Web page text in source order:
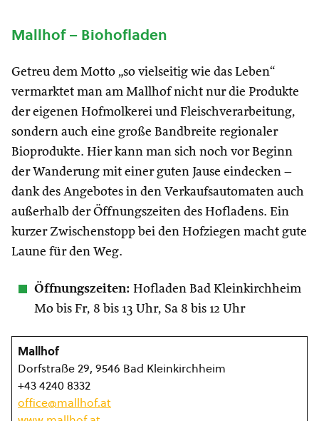
Mallhof – Biohofladen
Getreu dem Motto „so vielseitig wie das Leben“
vermarktet man am Mallhof nicht nur die Produkte
der eigenen Hofmolkerei und Fleischverarbeitung,
sondern auch eine große Bandbreite regionaler
Bioprodukte. Hier kann man sich noch vor Beginn
der Wanderung mit einer guten Jause eindecken –
dank des Angebotes in den Verkaufsautomaten auch
außerhalb der Öffnungszeiten des Hofladens. Ein
kurzer Zwischenstopp bei den Hofziegen macht gute
Laune für den Weg.
Öffnungszeiten: Hofladen Bad Kleinkirchheim
Mo bis Fr, 8 bis 13 Uhr, Sa 8 bis 12 Uhr
Mallhof
Dorfstraße 29, 9546 Bad Kleinkirchheim
+43 4240 8332
office@mallhof.at